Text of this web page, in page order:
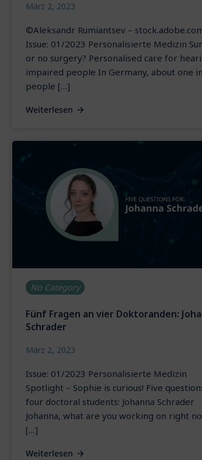
März 2, 2023
©Aleksandr Rumiantsev –
Issue: 01/2023 Personalisierte Medizin
or no surgery? Personalised care for
impaired people In Germany, about one
people […]
Weiterlesen
No Category
Fünf Fragen an vier Doktoranden:
Schrader
März 2, 2023
Issue: 01/2023 Personalisierte Medizin
Spotlight – Sophie is curious! Five
four doctoral students: Johanna Schrader
Johanna, what are you working on right
[…]
Weiterlesen